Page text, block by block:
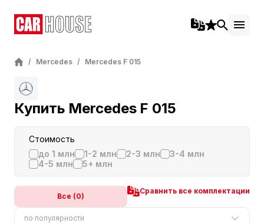
/ Mercedes / Mercedes F 015
Купить Mercedes F 015
Стоимость
до 1 млн
1-2 млн 2-3 млн
3-4 млн
4-5 млн
5+ млн
Все (0)
Сравнить все комплектации
по популярности